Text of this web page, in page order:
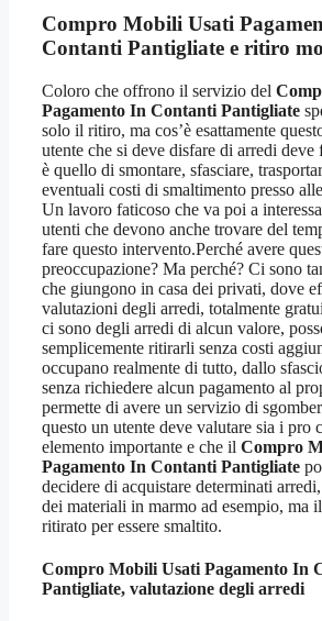
Compro Mobili Usati
Contanti Pantigliate e ritiro
Coloro che offrono il servizio del
Pagamento In Contanti Pantigliate
solo il ritiro, ma cos’è esattamente
utente che si deve disfare di arredi deve
è quello di smontare, sfasciare,
eventuali costi di smaltimento presso
Un lavoro faticoso che va poi a
utenti che devono anche trovare del
fare questo intervento.Perché avere
preoccupazione? Ma perché? Ci sono
che giungono in casa dei privati, dove
valutazioni degli arredi, totalmente
ci sono degli arredi di alcun valore,
semplicemente ritirarli senza costi
occupano realmente di tutto, dallo
senza richiedere alcun pagamento al
permette di avere un servizio di
questo un utente deve valutare sia i pro
elemento importante e che il Compro
Pagamento In Contanti Pantigliate
decidere di acquistare determinati
dei materiali in marmo ad esempio, ma
ritirato per essere smaltito.
Compro Mobili Usati Pagamento In
Pantigliate, valutazione degli arredi